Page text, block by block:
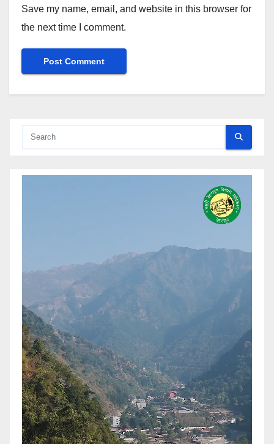
Save my name, email, and website in this browser for
the next time I comment.